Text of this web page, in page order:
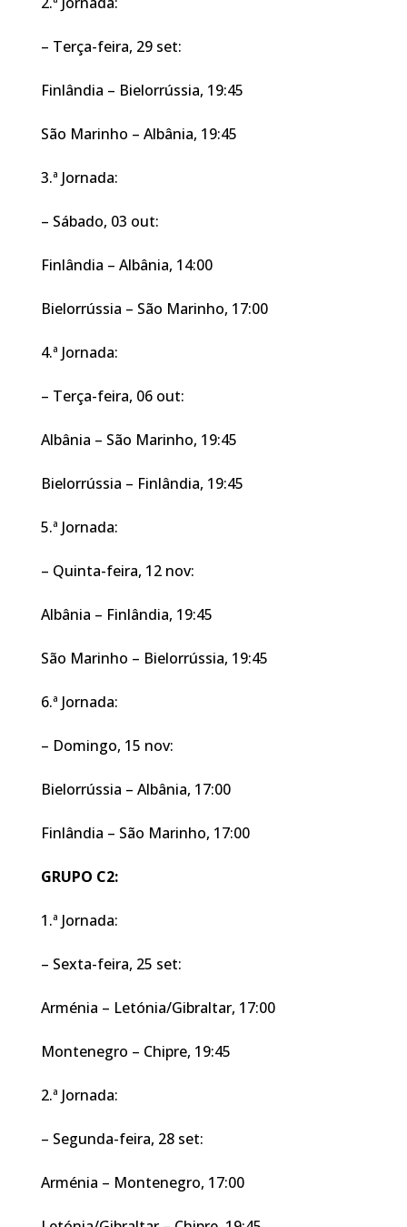
– Terça-feira, 29 set:
Finlândia – Bielorrússia, 19:45
São Marinho – Albânia, 19:45
3.ª Jornada:
– Sábado, 03 out:
Finlândia – Albânia, 14:00
Bielorrússia – São Marinho, 17:00
4.ª Jornada:
– Terça-feira, 06 out:
Albânia – São Marinho, 19:45
Bielorrússia – Finlândia, 19:45
5.ª Jornada:
– Quinta-feira, 12 nov:
Albânia – Finlândia, 19:45
São Marinho – Bielorrússia, 19:45
6.ª Jornada:
– Domingo, 15 nov:
Bielorrússia – Albânia, 17:00
Finlândia – São Marinho, 17:00
GRUPO C2:
1.ª Jornada:
– Sexta-feira, 25 set:
Arménia – Letónia/Gibraltar, 17:00
Montenegro – Chipre, 19:45
2.ª Jornada:
– Segunda-feira, 28 set:
Arménia – Montenegro, 17:00